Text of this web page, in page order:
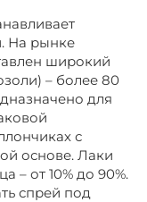
На рынке
широкий
– более 80
для
с
основе. Лаки
– от 10% до 90%.
спрей под